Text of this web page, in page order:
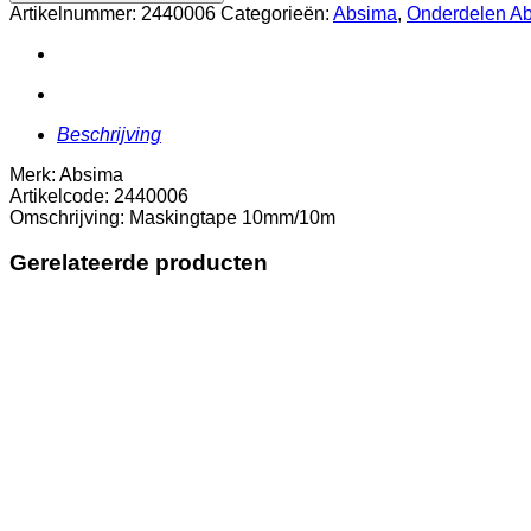
aantal
Artikelnummer: 2440006 Categorieën: Absima, Onderdelen
Beschrijving
Merk: Absima
Artikelcode: 2440006
Omschrijving: Maskingtape 10mm/10m
Gerelateerde producten